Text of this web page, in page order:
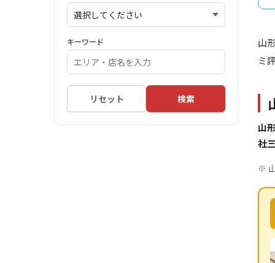
山
ミ
山
社
※
キーワード
リセット 検索